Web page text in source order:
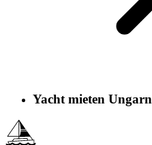
Yacht mieten Ungarn